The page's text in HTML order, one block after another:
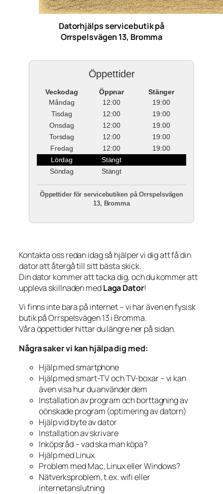
Datorhjälps servicebutik på
Orrspelsvägen 13, Bromma
Öppettider
Veckodag Öppnar
Stänger
Måndag
12:00
19:00
Tisdag
12:00
19:00
Onsdag
12:00
19:00
Torsdag
12:00
19:00
Fredag
12:00
19:00
Lördag
Stängt
Söndag
Stängt
Öppettider för servicebutiken på Orrspelsvägen
13, Bromma
Kontakta oss redan idag så hjälper vi dig att få din
dator att återgå till sitt bästa skick.
Din dator kommer att tacka dig, och du kommer att
uppleva skillnaden medLaga Dator!
Vi finns inte bara på internet – vi har även en fysisk
butik på Orrspelsvägen 13 i Bromma.
Våra öppettider hittar du längre ner på sidan.
Några saker vi kan hjälpa dig med:
Hjälp med smartphone
Hjälp med smart-TV och TV-boxar – vi kan
även visa hur du använder dem
Installation av program och borttagning av
oönskade program (optimering av datorn)
Hjälp vid byte av dator
Installation av skrivare
Inköpsråd – vad ska man köpa?
Hjälp med Linux
Problem med Mac, Linux eller Windows?
Nätverksproblem, t.ex. wifi eller
internetanslutning